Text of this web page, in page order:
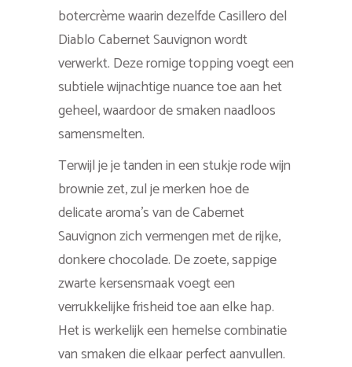
botercrème waarin dezelfde Casillero del
Diablo Cabernet Sauvignon wordt
verwerkt. Deze romige topping voegt een
subtiele wijnachtige nuance toe aan het
geheel, waardoor de smaken naadloos
samensmelten.
Terwijl je je tanden in een stukje rode wijn
brownie zet, zul je merken hoe de
delicate aroma’s van de Cabernet
Sauvignon zich vermengen met de rijke,
donkere chocolade. De zoete, sappige
zwarte kersensmaak voegt een
verrukkelijke frisheid toe aan elke hap.
Het is werkelijk een hemelse combinatie
van smaken die elkaar perfect aanvullen.